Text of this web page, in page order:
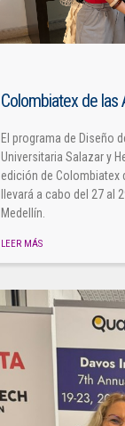
Colombiatex de las
El programa de Diseño
Universitaria Salazar y
edición de Colombiatex
llevará a cabo del 27 al
Medellín.
LEER MÁS